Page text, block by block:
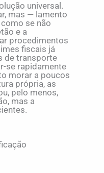
universal.
mas — lamento
se não
e a
procedimentos
fiscais já
de transporte
se rapidamente
morar a poucos
própria, as
pelo menos,
mas a